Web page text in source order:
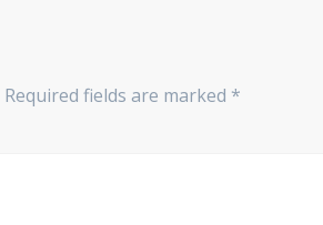
Required fields are marked *